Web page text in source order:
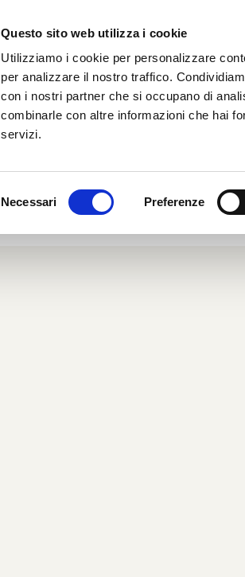
Questo sito web utilizza i cookie
Utilizziamo i cookie per personalizzare
per analizzare il nostro traffico.
con i nostri partner che si occupano di
combinarle con altre informazioni che hai
servizi.
Necessari Preferenze
Ott 20, 2005 Dal Mondo